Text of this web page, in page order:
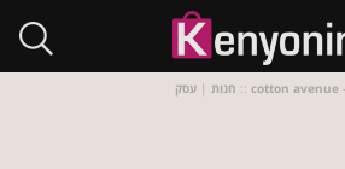
חנות | עסק :: cotton avenue